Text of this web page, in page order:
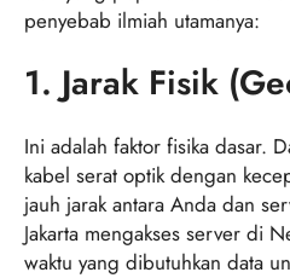
penyebab ilmiah utamanya:
1. Jarak Fisik
Ini adalah faktor fisika dasar.
kabel serat optik dengan
jauh jarak antara Anda dan
Jakarta mengakses server di
waktu yang dibutuhkan data